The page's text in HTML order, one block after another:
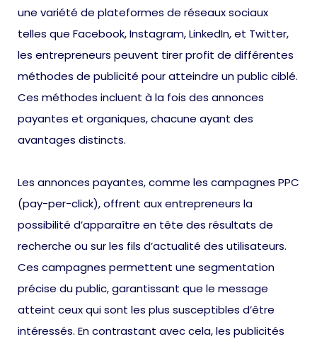
une variété de plateformes de réseaux sociaux
telles que Facebook, Instagram, LinkedIn, et Twitter,
les entrepreneurs peuvent tirer profit de différentes
méthodes de publicité pour atteindre un public ciblé.
Ces méthodes incluent à la fois des annonces
payantes et organiques, chacune ayant des
avantages distincts.
Les annonces payantes, comme les campagnes PPC
(pay-per-click), offrent aux entrepreneurs la
possibilité d’apparaître en tête des résultats de
recherche ou sur les fils d’actualité des utilisateurs.
Ces campagnes permettent une segmentation
précise du public, garantissant que le message
atteint ceux qui sont les plus susceptibles d’être
intéressés. En contrastant avec cela, les publicités